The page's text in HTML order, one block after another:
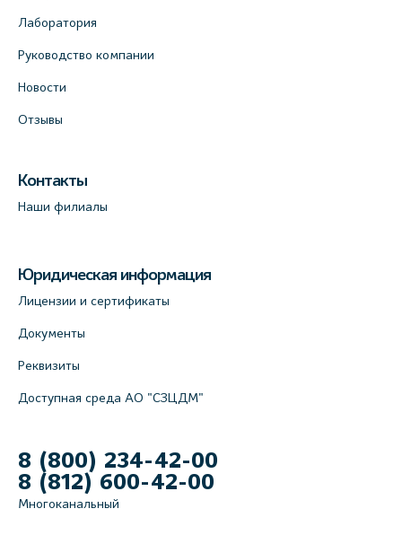
Лаборатория
Руководство компании
Новости
Отзывы
Контакты
Наши филиалы
Юридическая информация
Лицензии и сертификаты
Документы
Реквизиты
Доступная среда АО "СЗЦДМ"
8 (800) 234-42-00
8 (812) 600-42-00
Многоканальный